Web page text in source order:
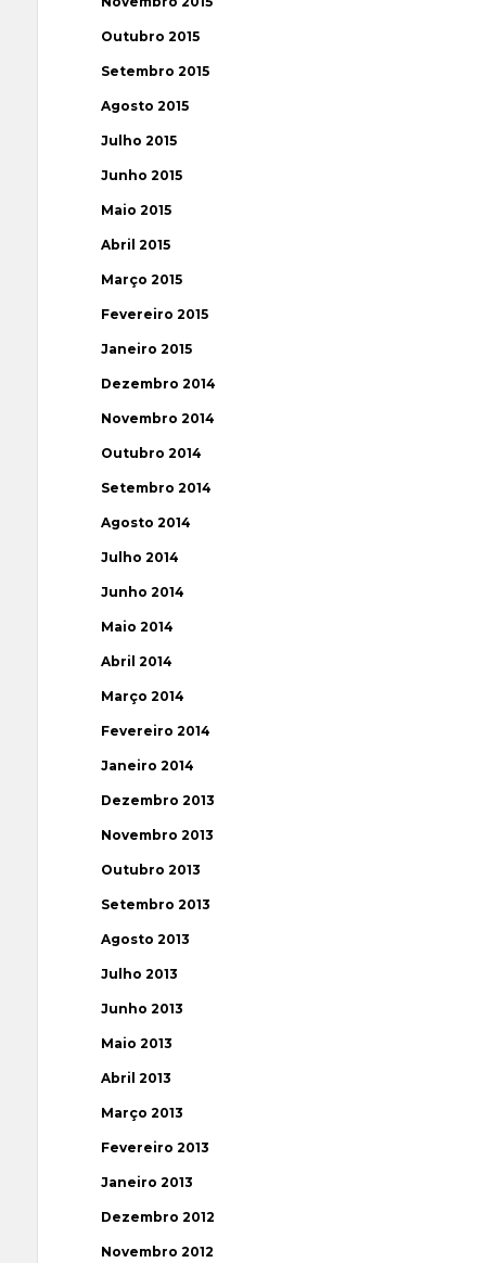
Outubro 2015
Setembro 2015
Agosto 2015
Julho 2015
Junho 2015
Maio 2015
Abril 2015
Março 2015
Fevereiro 2015
Janeiro 2015
Dezembro 2014
Novembro 2014
Outubro 2014
Setembro 2014
Agosto 2014
Julho 2014
Junho 2014
Maio 2014
Abril 2014
Março 2014
Fevereiro 2014
Janeiro 2014
Dezembro 2013
Novembro 2013
Outubro 2013
Setembro 2013
Agosto 2013
Julho 2013
Junho 2013
Maio 2013
Abril 2013
Março 2013
Fevereiro 2013
Janeiro 2013
Dezembro 2012
Novembro 2012